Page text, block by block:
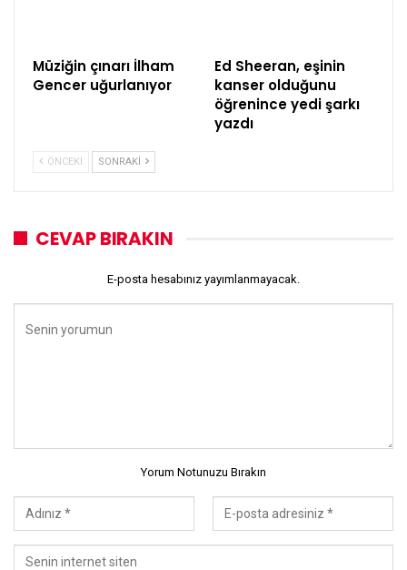
Müziğin çınarı İlham
Gencer uğurlanıyor
Ed Sheeran, eşinin
kanser olduğunu
öğrenince yedi şarkı
yazdı
ÖNCEKI SONRAKI
CEVAP BIRAKIN
E-posta hesabınız yayımlanmayacak.
Yorum Notunuzu Bırakın